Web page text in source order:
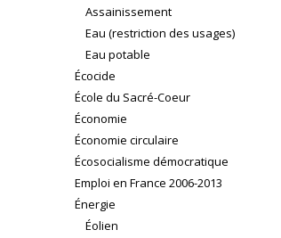
Assainissement
Eau (restriction des usages)
Eau potable
Écocide
École du Sacré-Coeur
Économie
Économie circulaire
Écosocialisme démocratique
Emploi en France 2006-2013
Énergie
Éolien